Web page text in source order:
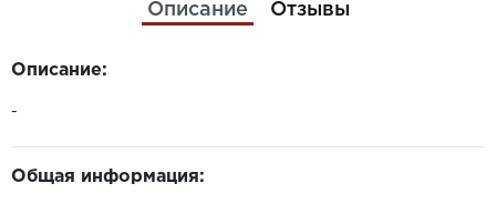
Описание Отзывы
Описание:
-
Общая информация: